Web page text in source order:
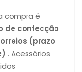
compra é
de confecção
(prazo
. Acessórios